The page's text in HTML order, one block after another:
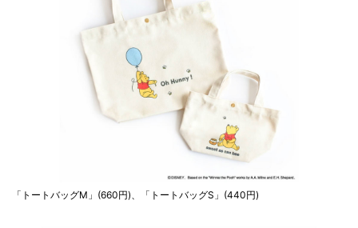
「トートバッグM」(660円)、「トートバッグS」(440円)